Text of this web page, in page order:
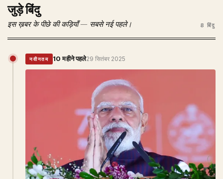
जुड़े बिंदु
इस ख़बर के पीछे की कड़ियाँ — सबसे नई पहले। 8 बिंदु
नवीनतम 10 महीने पहले29 सितंबर 2025